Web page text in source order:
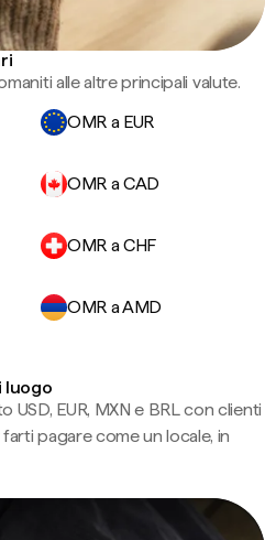
alle altre principali valute.
OMR a EUR
OMR a CAD
OMR a CHF
OMR a AMD
luogo
EUR, MXN e BRL con clienti
pagare come un locale, in